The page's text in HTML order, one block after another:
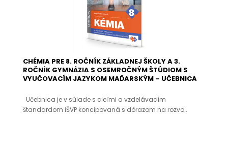
CHÉMIA PRE 8. ROČNÍK ZÁKLADNEJ ŠKOLY A 3.
ROČNÍK GYMNÁZIA S OSEMROČNÝM ŠTÚDIOM S
VYUČOVACÍM JAZYKOM MAĎARSKÝM – UČEBNICA
Učebnica je v súlade s cieľmi a vzdelávacím
štandardom iŠVP koncipovaná s dôrazom na rozvo..